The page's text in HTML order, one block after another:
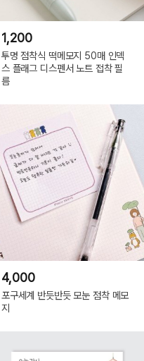
1,200
투명 점착식 떡메모지 50매 인덱
스 플래그 디스펜서 노트 접착 필
름
4,000
포구세계 반듯반듯 모눈 점착 메모
지